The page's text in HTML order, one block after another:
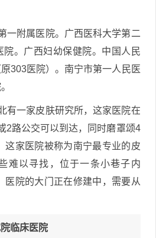
一附属医院。广西医科大学第二
院。广西妇幼保健院。中国人民
303医院）。南宁市第一人民医
有一家皮肤研究所，这家医院在
2路公交可以到达，同时磨罩颂4
这家医院被称为南宁最专业的皮
难以寻找，位于一条小巷子内
医院的大门正在修建中，需要从
临床医院